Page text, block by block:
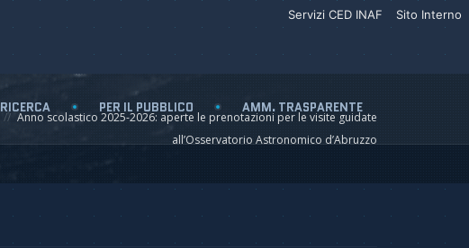
Sito Interno
Servizi CED INAF
RICERCA PER IL PUBBLICO AMM. TRASPARENTE
Anno scolastico 2025-2026: aperte le prenotazioni per le visite guidate
all’Osservatorio Astronomico d’Abruzzo